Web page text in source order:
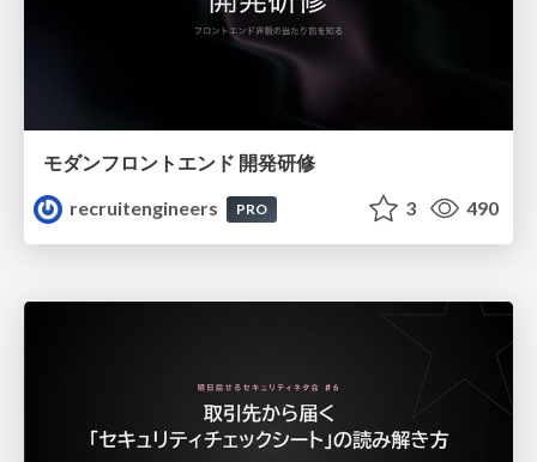
モダンフロントエンド 開発研修
recruitengineers
PRO 3 490